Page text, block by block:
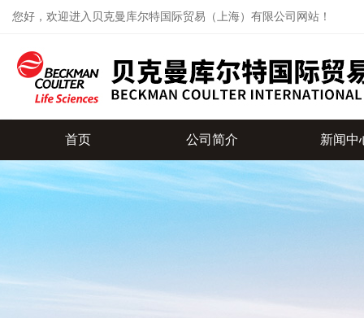
您好，欢迎进入贝克曼库尔特国际贸易（上海）有限公司网站！
首页 公司简介 新闻中